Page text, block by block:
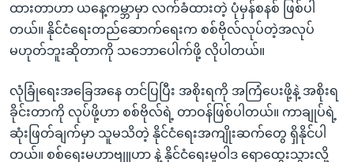
ထားတာဟာ ယနေ့ကမ္ဘာမှာ လက်ခံထားတဲ့ ပုံမှန်စနစ် ဖြစ်ပါ
တယ်။ နိုင်ငံရေးတည်ဆောက်ရေးက စစ်ဗိုလ်လုပ်တဲ့အလုပ်
မဟုတ်ဘူးဆိုတာကို သဘောပေါက်ဖို့ လိုပါတယ်။
လုံခြုံရေးအခြေအနေ တင်ပြပြီး အစိုးရကို အကြံပေးဖို့နဲ့ အစိုးရ
ခိုင်းတာကို လုပ်ဖို့ဟာ စစ်ဗိုလ်ရဲ့ တာဝန်ဖြစ်ပါတယ်။ ကာချုပ်ရဲ့
ဆုံးဖြတ်ချက်မှာ သူမသိတဲ့ နိုင်ငံရေးအကျိုးဆက်တွေ ရှိနိုင်ပါ
တယ်။ စစ်ရေးမဟာဗျူဟာ နဲ့ နိုင်ငံရေးမူဝါဒ ရောထွေးသွားလို့